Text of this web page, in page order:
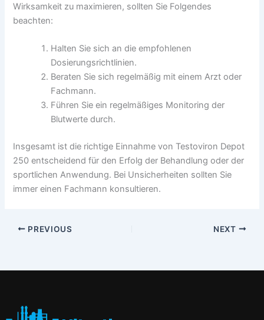
Wirksamkeit zu maximieren, sollten Sie Folgendes
beachten:
Halten Sie sich an die empfohlenen
Dosierungsrichtlinien.
Beraten Sie sich regelmäßig mit einem Arzt oder
Fachmann.
Führen Sie ein regelmäßiges Monitoring der
Blutwerte durch.
Insgesamt ist die richtige Einnahme von Testoviron Depot
250 entscheidend für den Erfolg der Behandlung oder der
sportlichen Anwendung. Bei Unsicherheiten sollten Sie
immer einen Fachmann konsultieren.
PREVIOUS NEXT